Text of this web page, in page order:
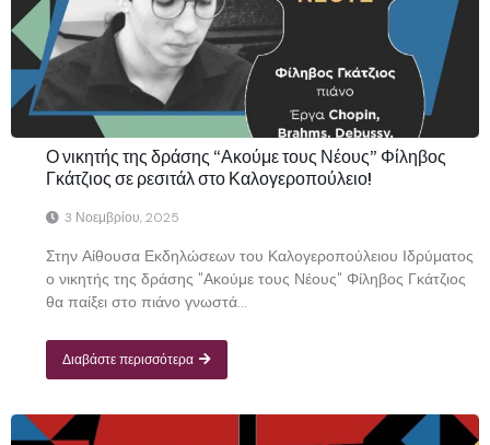
Ο νικητής της δράσης “Ακούμε τους Νέους” Φίληβος
Γκάτζιος σε ρεσιτάλ στο Καλογεροπούλειο!
3 Νοεμβρίου, 2025
Στην Αίθουσα Εκδηλώσεων του Καλογεροπούλειου Ιδρύματος
ο νικητής της δράσης "Ακούμε τους Νέους" Φίληβος Γκάτζιος
θα παίξει στο πιάνο γνωστά...
Διαβάστε περισσότερα